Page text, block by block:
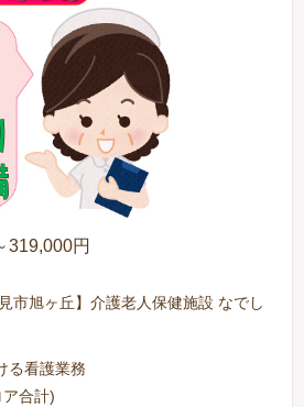
319,000円
市旭ヶ丘】介護老人保健施設 なでし
る看護業務
合計)